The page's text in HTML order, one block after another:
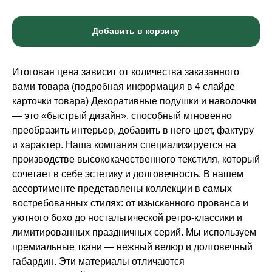
Добавить в корзину
Итоговая цена зависит от количества заказанного
вами товара (подробная информация в 4 слайде
карточки товара) Декоративные подушки и наволочки
— это «быстрый дизайн», способный мгновенно
преобразить интерьер, добавить в него цвет, фактуру
и характер. Наша компания специализируется на
производстве высококачественного текстиля, который
сочетает в себе эстетику и долговечность. В нашем
ассортименте представлены коллекции в самых
востребованных стилях: от изысканного прованса и
уютного бохо до ностальгической ретро-классики и
лимитированных праздничных серий. Мы используем
премиальные ткани — нежный велюр и долговечный
габардин. Эти материалы отличаются